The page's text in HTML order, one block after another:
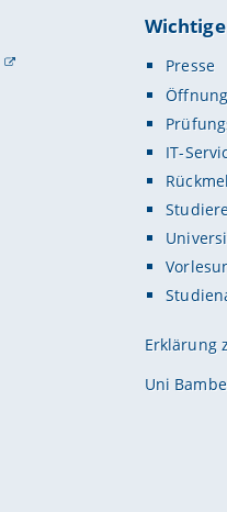
Presse
IT-
Erklärung
Uni